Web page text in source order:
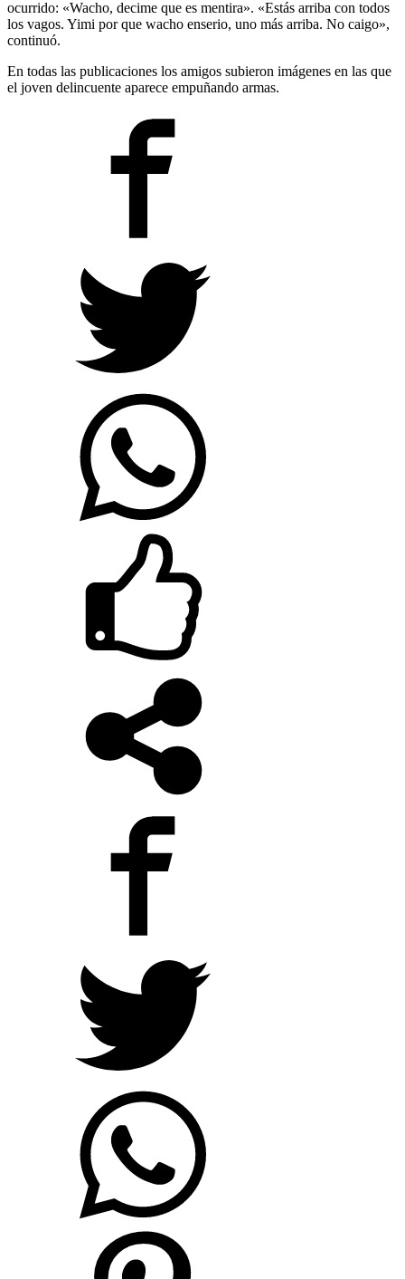
ocurrido: «Wacho, decime que es mentira». «Estás arriba con todos
los vagos. Yimi por que wacho enserio, uno más arriba. No caigo»,
continuó.
En todas las publicaciones los amigos subieron imágenes en las que
el joven delincuente aparece empuñando armas.